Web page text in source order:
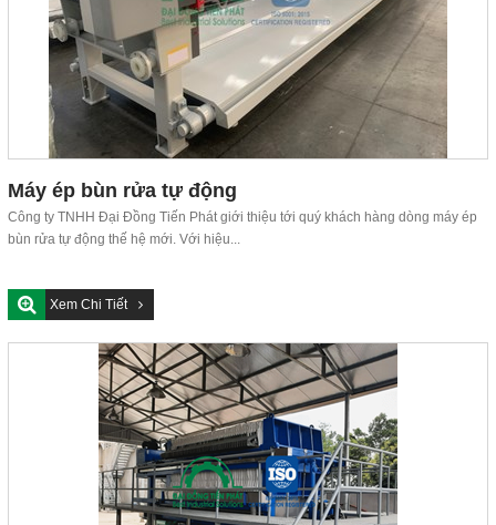
Máy ép bùn rửa tự động
Công ty TNHH Đại Đồng Tiến Phát giới thiệu tới quý khách hàng dòng máy ép
bùn rửa tự động thế hệ mới. Với hiệu...
Xem Chi Tiết